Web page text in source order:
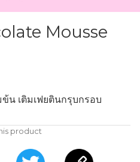
Mousse
น เติมเฟยตินกรุบกรอบ
product